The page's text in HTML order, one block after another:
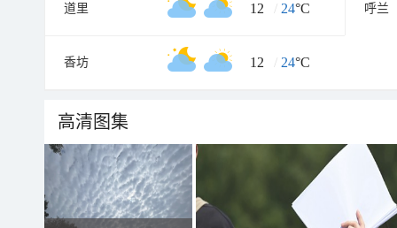
道里 12 / 24°C 呼兰
香坊 12 / 24°C
高清图集